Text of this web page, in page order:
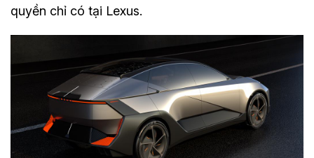
quyền chỉ có tại Lexus.